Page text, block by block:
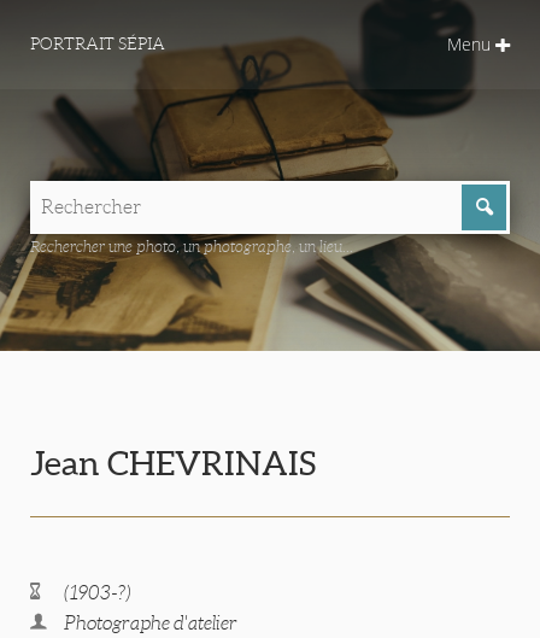
PORTRAIT SÉPIA Menu
Rechercher une photo, un photographe, un lieu...
Jean CHEVRINAIS
(1903-?)
Photographe d'atelier